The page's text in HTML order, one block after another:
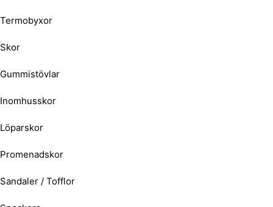
Termobyxor
Skor
Gummistövlar
Inomhusskor
Löparskor
Promenadskor
Sandaler / Tofflor